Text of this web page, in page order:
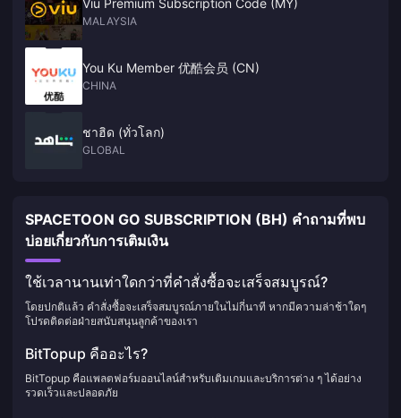
Viu Premium Subscription Code (MY)
MALAYSIA
You Ku Member 优酷会员 (CN)
CHINA
ชาฮิด (ทั่วโลก)
GLOBAL
SPACETOON GO SUBSCRIPTION (BH) คำถามที่พบ
บ่อยเกี่ยวกับการเติมเงิน
ใช้เวลานานเท่าใดกว่าที่คำสั่งซื้อจะเสร็จสมบูรณ์?
โดยปกติแล้ว คำสั่งซื้อจะเสร็จสมบูรณ์ภายในไม่กี่นาที หากมีความล่าช้าใดๆ
โปรดติดต่อฝ่ายสนับสนุนลูกค้าของเรา
BitTopup คืออะไร?
BitTopup คือแพลตฟอร์มออนไลน์สำหรับเติมเกมและบริการต่าง ๆ ได้อย่าง
รวดเร็วและปลอดภัย